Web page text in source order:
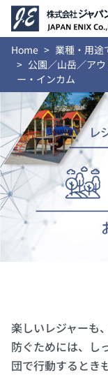
Home
業種・用途
公園／山岳／ア
ー・インカム
楽しいレジャーも
防ぐためには、し
団で行動するとき